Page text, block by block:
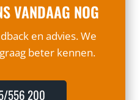
VANDAAG NOG
en advies. We
beter kennen.
556 200